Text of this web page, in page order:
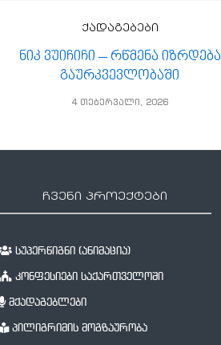
ქადაგებები
ნიკ ვუიჩიჩი – რწმენა იზრდება
გაურკვევლობაში
4 თებერვალი, 2026
ჩვენი პროექტები
სუპერწიგნი (ანიმაცია)
კონფესიები საქართველოში
მქადაგებლები
პილიგრიმის მოგზაურობა